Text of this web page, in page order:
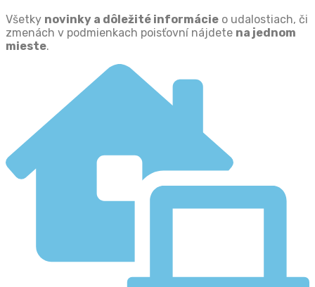
Všetky novinky a dôležité informácie o udalostiach, či
zmenách v podmienkach poisťovní nájdete na jednom
mieste.